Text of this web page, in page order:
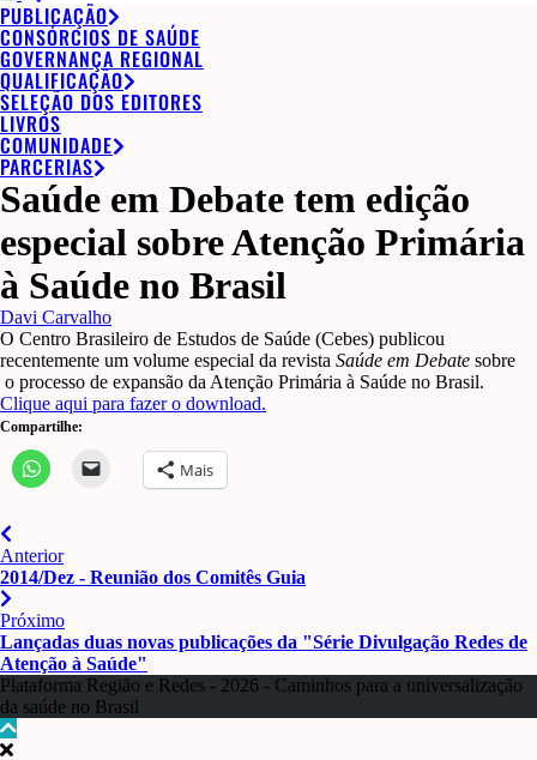
PUBLICAÇÃO
CONSÓRCIOS DE SAÚDE
GOVERNANÇA REGIONAL
QUALIFICAÇÃO
SELEÇÃO DOS EDITORES
LIVROS
COMUNIDADE
PARCERIAS
Saúde em Debate tem edição
especial sobre Atenção Primária
à Saúde no Brasil
Davi Carvalho
O Centro Brasileiro de Estudos de Saúde (Cebes) publicou
recentemente um volume especial da revista Saúde em Debate sobre
o processo de expansão da Atenção Primária à Saúde no Brasil.
Clique aqui para fazer o download.
Compartilhe:
Mais
Anterior
2014/Dez - Reunião dos Comitês Guia
Próximo
Lançadas duas novas publicações da "Série Divulgação Redes de
Atenção à Saúde"
Plataforma Região e Redes - 2026 - Caminhos para a universalização
da saúde no Brasil